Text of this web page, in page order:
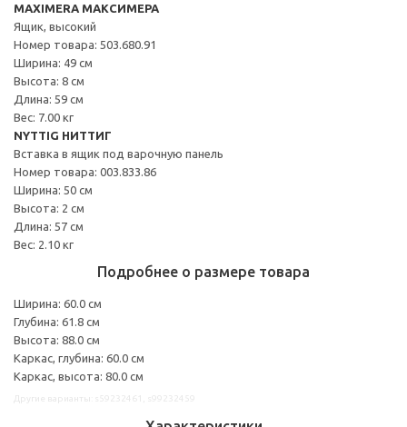
MAXIMERA МАКСИМЕРА
Ящик, высокий
Номер товара: 503.680.91
Ширина: 49 см
Высота: 8 см
Длина: 59 см
Вес: 7.00 кг
NYTTIG НИТТИГ
Вставка в ящик под варочную панель
Номер товара: 003.833.86
Ширина: 50 см
Высота: 2 см
Длина: 57 см
Вес: 2.10 кг
Подробнее о размере товара
Ширина: 60.0 см
Глубина: 61.8 см
Высота: 88.0 см
Каркас, глубина: 60.0 см
Каркас, высота: 80.0 см